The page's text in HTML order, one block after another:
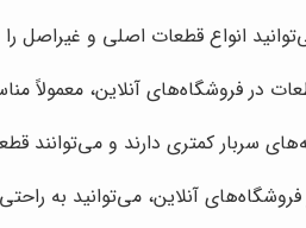
انواع قطعات اصلی و غیراصل
در فروشگاه‌های آنلاین، معمولاً
سربار کمتری دارند و می‌توانند
فروشگاه‌های آنلاین، می‌توانید به